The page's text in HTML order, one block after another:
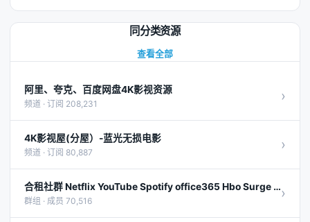
同分类资源
查看全部
阿里、夸克、百度网盘4K影视资源
频道 · 订阅 208,231 ›
4K影视屋(分屋）-蓝光无损电影
频道 · 订阅 80,887 ›
合租社群 Netflix YouTube Spotify office365 Hbo Surge 美剧 等音乐影视聊天机场电影盒子软路由
群组 · 成员 70,516 ›